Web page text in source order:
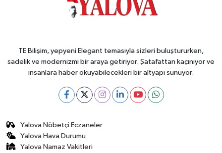
TE Bilişim, yepyeni Elegant temasıyla sizleri buluştururken,
sadelik ve modernizmi bir araya getiriyor. Şatafattan kaçınıyor ve
insanlara haber okuyabilecekleri bir altyapı sunuyor.
Yalova Nöbetçi Eczaneler
Yalova Hava Durumu
Yalova Namaz Vakitleri